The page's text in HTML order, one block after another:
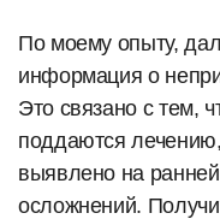
По моему опыту,
информация о
Это связано с тем,
поддаются
выявлено на
осложнений.